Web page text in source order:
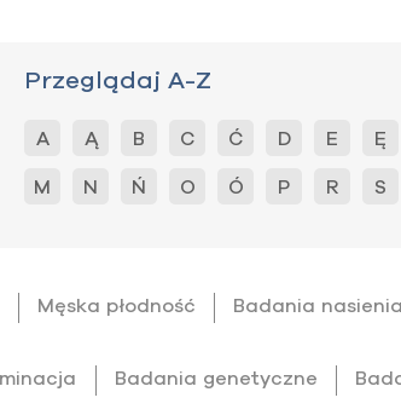
Przeglądaj A-Z
A Ą B C Ć D E Ę
M N Ń O Ó P R S
Męska płodność Badania nasienia
Badania genetyczne